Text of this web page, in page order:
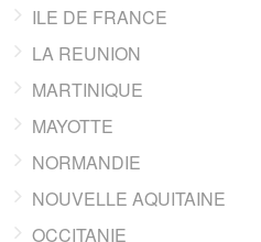
ILE DE FRANCE
LA REUNION
MARTINIQUE
MAYOTTE
NORMANDIE
NOUVELLE AQUITAINE
OCCITANIE